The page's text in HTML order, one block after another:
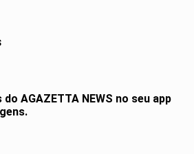
AGAZETTA NEWS no seu app